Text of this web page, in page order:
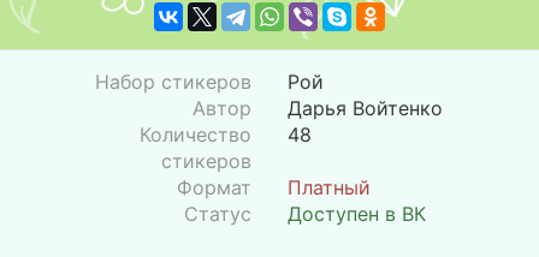
Набор стикеров
Рой
Автор
Дарья Войтенко
Количество
стикеров
48
Формат
Платный
Статус
Доступен в ВК